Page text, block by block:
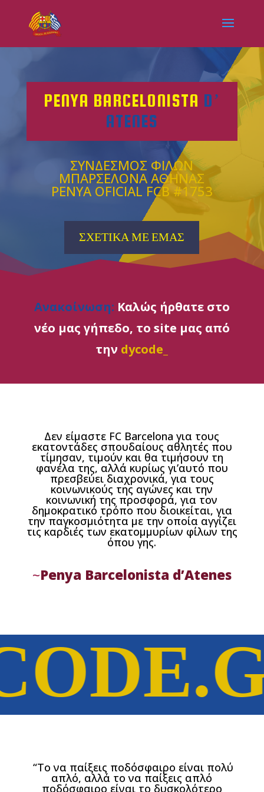
PENYA BARCELONISTA D’
ATENES
ΣΥΝΔΕΣΜΟΣ ΦΙΛΩΝ
ΜΠΑΡΣΕΛΟΝΑ ΑΘΗΝΑΣ
PENYA OFICIAL FCB #1753
ΣΧΕΤΙΚΑ ΜΕ ΕΜΑΣ
Ανακοίνωση: Καλώς ήρθατε στο
νέο μας γήπεδο, το site μας από
την dycode_
Δεν είμαστε FC Barcelona για τους
εκατοντάδες σπουδαίους αθλητές που
τίμησαν, τιμούν και θα τιμήσουν τη
φανέλα της, αλλά κυρίως γι’αυτό που
πρεσβεύει διαχρονικά, για τους
κοινωνικούς της αγώνες και την
κοινωνική της προσφορά, για τον
δημοκρατικό τρόπο που διοικείται, για
την παγκοσμιότητα με την οποία αγγίζει
τις καρδιές των εκατομμυρίων φίλων της
όπου γης.
~Penya Barcelonista d’Atenes
“Το να παίξεις ποδόσφαιρο είναι πολύ
απλό, αλλά το να παίξεις απλό
ποδόσφαιρο είναι το δυσκολότερο